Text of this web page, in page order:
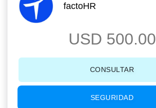
factoHR
USD 500.00
CONSULTAR
SEGURIDAD